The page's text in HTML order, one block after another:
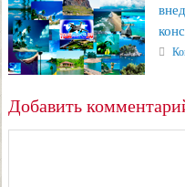
Добавить